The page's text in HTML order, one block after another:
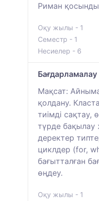
Риман
Оқу жылы - 1
Семестр - 1
Несиелер - 6
Бағдарламалау
Мақсат:
қолдану.
тиімді сақтау,
түрде
деректер
циклдер (for,
бағытталған
өңдеу.
Оқу жылы - 1